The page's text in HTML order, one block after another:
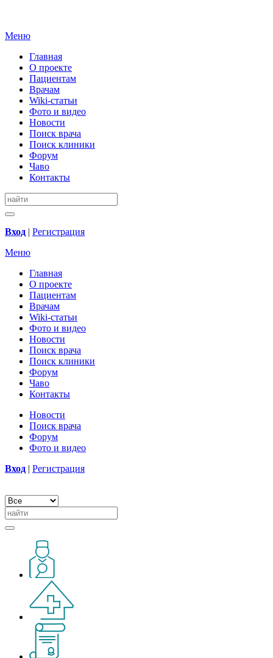
Меню
Главная
О проекте
Пациентам
Врачам
Wiki-статьи
Фото и видео
Новости
Поиск врача
Поиск клиники
Форум
Чаво
Контакты
Вход | Регистрация
Меню
Главная
О проекте
Пациентам
Врачам
Wiki-статьи
Фото и видео
Новости
Поиск врача
Поиск клиники
Форум
Чаво
Контакты
Новости
Поиск врача
Форум
Фото и видео
Вход | Регистрация